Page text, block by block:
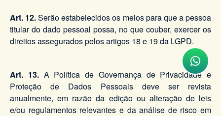
Art. 12.Serão estabelecidos os meios para que a pessoa
titular do dado pessoal possa, no que couber, exercer os
direitos assegurados pelos artigos 18 e 19 da LGPD.
Art. 13.A Política de Governança de Privacidade e
Proteção de Dados Pessoais deve ser revista
anualmente, em razão da edição ou alteração de leis
e/ou regulamentos relevantes e da análise de risco em